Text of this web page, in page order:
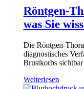
Röntgen-
was Sie
Die Röntgen-
diagnostisches
Brustkorbs
Weiterlesen